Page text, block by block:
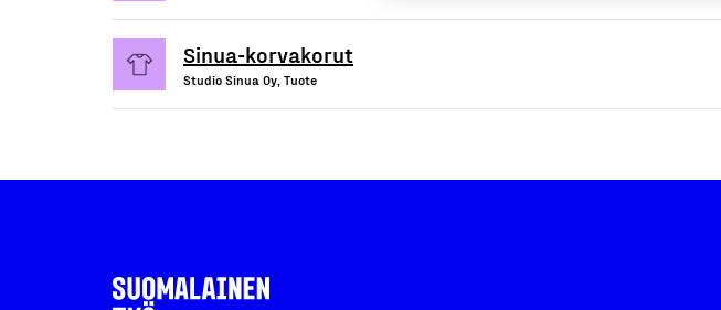
Sinua-korvakorut
Studio Sinua Oy, Tuote